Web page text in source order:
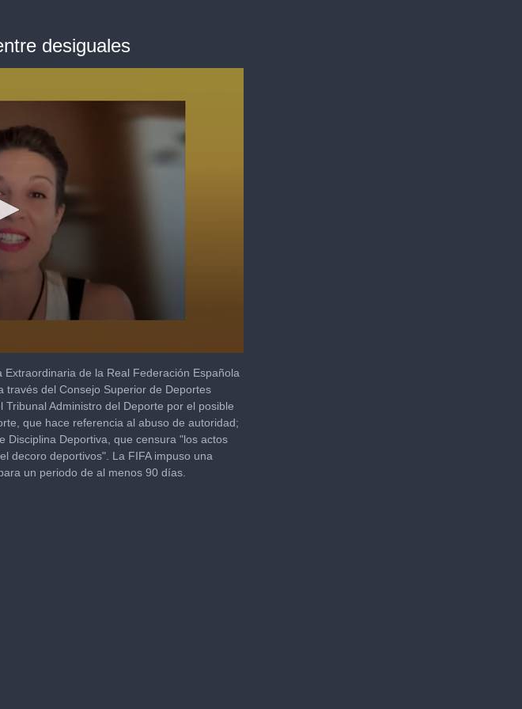
desiguales
de la Real Federación Española
del Consejo Superior de Deportes
Administro del Deporte por el posible
que hace referencia al abuso de autoridad;
Disciplina Deportiva, que censura "los actos
decoro deportivos". La FIFA impuso una
un periodo de al menos 90 días.